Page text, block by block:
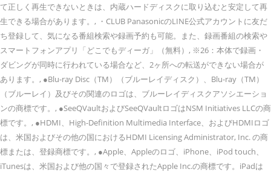
て正しく再生できないときは、内蔵ハードディスクに取り込むと安定して再
生できる場合があります。, ・CLUB PanasonicのLINE公式アカウントに友だ
ち登録して、気になる番組検索や録画予約も可能。また、録画番組の検索や
スマートフォンアプリ「どこでもディーガ」（無料）, ※26：本体で録画・
ダビングが同時に行われている場合など、2ヶ所への転送ができない場合が
あります。, ●Blu-ray Disc（TM）（ブルーレイディスク）、Blu-ray（TM）
（ブルーレイ）及びその関連のロゴは、ブルーレイディスクアソシエーショ
ンの商標です。, ●SeeQVaultおよびSeeQVaultロゴはNSM Initiatives LLCの商
標です。, ●HDMI、High-Definition Multimedia Interface、およびHDMIロゴ
は、米国およびその他の国におけるHDMI Licensing Administrator, Inc. の商
標または、登録商標です。, ●Apple、Appleのロゴ、iPhone、iPod touch、
iTunesは、米国および他の国々で登録されたApple Inc.の商標です。iPadは